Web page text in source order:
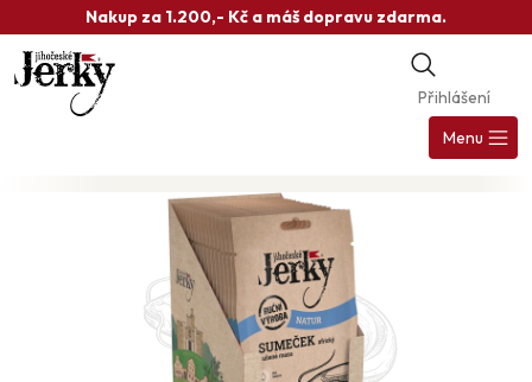
na
obsah
Nakup za 1.200,- Kč a máš dopravu zdarma.
Přihlášení
Menu